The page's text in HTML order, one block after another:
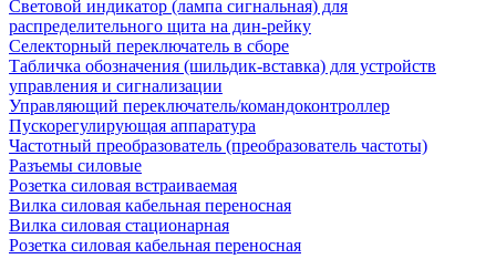
Световой индикатор (лампа сигнальная) для
распределительного щита на дин-рейку
Селекторный переключатель в сборе
Табличка обозначения (шильдик-вставка) для устройств
управления и сигнализации
Управляющий переключатель/командоконтроллер
Пускорегулирующая аппаратура
Частотный преобразователь (преобразователь частоты)
Разъемы силовые
Розетка силовая встраиваемая
Вилка силовая кабельная переносная
Вилка силовая стационарная
Розетка силовая кабельная переносная